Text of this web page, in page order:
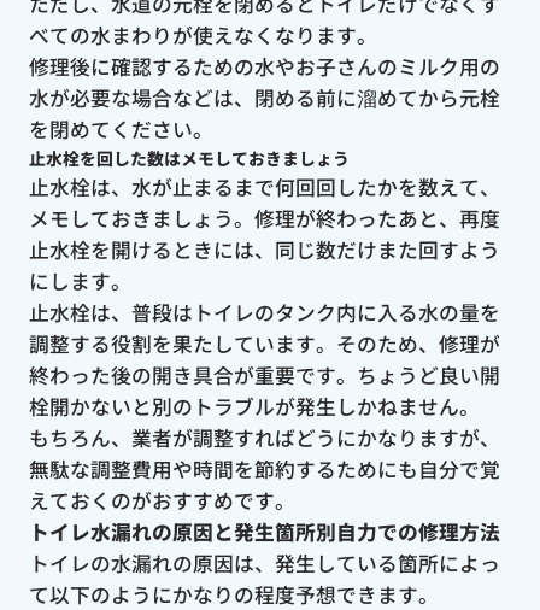
べての水まわりが使えなくなります。
修理後に確認するための水やお子さんのミルク用の
水が必要な場合などは、閉める前に溜めてから元栓
を閉めてください。
止水栓を回した数はメモしておきましょう
止水栓は、水が止まるまで何回回したかを数えて、
メモしておきましょう。修理が終わったあと、再度
止水栓を開けるときには、同じ数だけまた回すよう
にします。
止水栓は、普段はトイレのタンク内に入る水の量を
調整する役割を果たしています。そのため、修理が
終わった後の開き具合が重要です。ちょうど良い開
栓開かないと別のトラブルが発生しかねません。
もちろん、業者が調整すればどうにかなりますが、
無駄な調整費用や時間を節約するためにも自分で覚
えておくのがおすすめです。
トイレ水漏れの原因と発生箇所別自力での修理方法
トイレの水漏れの原因は、発生している箇所によっ
て以下のようにかなりの程度予想できます。